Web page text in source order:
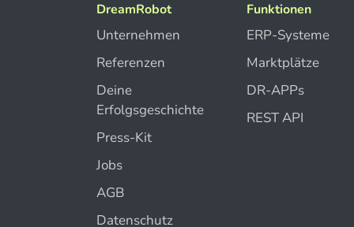
DreamRobot
Unternehmen
Referenzen
Deine
Erfolgsgeschichte
Press-Kit
Jobs
AGB
Datenschutz
Funktionen
ERP-Systeme
Marktplätze
DR-APPs
REST API